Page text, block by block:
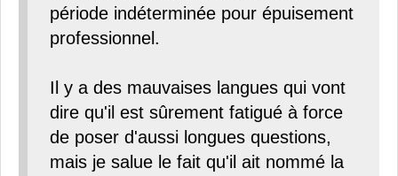
période indéterminée pour épuisement
professionnel.
Il y a des mauvaises langues qui vont
dire qu'il est sûrement fatigué à force
de poser d'aussi longues questions,
mais je salue le fait qu'il ait nommé la